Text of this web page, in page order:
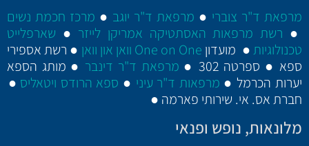
מרפאת ד"ר צוברי ● מרפאת ד"ר יוגב ● מרכז חכמת נשים
● רשת מרפאות האסתטיקה אמריקן לייזר ● שארפלייט
טכנולוגיות● מועדון One on One וואן און וואן
● רשת אספירי
ספא ● ספרטה 302 ●
מרפאת ד"ר דינבר ● מותג הספא
יערות הכרמל ● מרפאות ד"ר עיני ● ספא הרודס ויטאליס ●
חברת אס. אי. שירותי פארמה ●
מלונאות, נופש ופנאי